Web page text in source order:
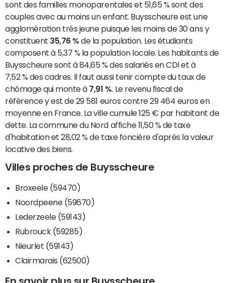
sont des familles monoparentales et 51,65 % sont des
couples avec au moins un enfant. Buysscheure est une
agglomération très jeune puisque les moins de 30 ans y
constituent 35,76 % de la population. Les étudiants
composent à 5,37 % la population locale. Les habitants de
Buysscheure sont à 84,65 % des salariés en CDI et à
7,52 % des cadres. Il faut aussi tenir compte du taux de
chômage qui monte à 7,91 %. Le revenu fiscal de
référence y est de 29 581 euros contre 29 464 euros en
moyenne en France. La ville cumule 125 € par habitant de
dette. La commune du Nord affiche 11,50 % de taxe
d'habitation et 28,02 % de taxe foncière d'après la valeur
locative des biens.
Villes proches de Buysscheure
Broxeele (59470)
Noordpeene (59670)
Lederzeele (59143)
Rubrouck (59285)
Nieurlet (59143)
Clairmarais (62500)